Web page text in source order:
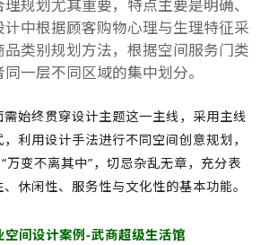
规划尤其重要，特点主要是明确、
中根据顾客购物心理与生理特征采
类别规划方法，根据空间服务门类
一层不同区域的集中划分。
始终贯穿设计主题这一主线，采用主线
利用设计手法进行不同空间创意规划，
万变不离其中”，切忌杂乱无章，充分表
休闲性、服务性与文化性的基本功能。
空间设计案例-武商超级生活馆